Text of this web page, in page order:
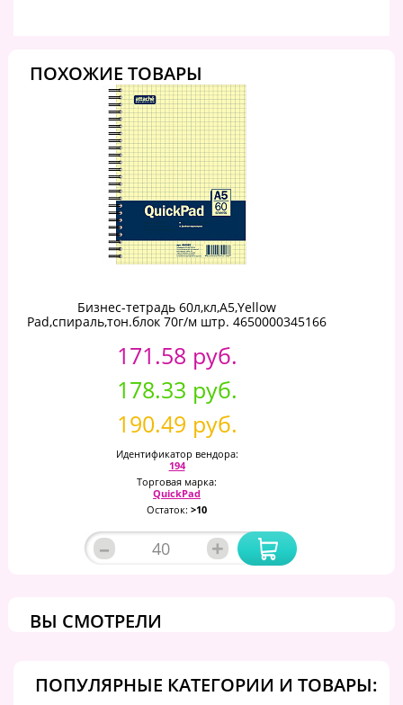
ПОХОЖИЕ ТОВАРЫ
Бизнес-тетрадь 60л,кл,А5,Yellow
Pad,спираль,тон.блок 70г/м штр. 4650000345166
171.58 руб.
178.33 руб.
190.49 руб.
Идентификатор вендора:
194
Торговая марка:
QuickPad
Остаток: >10
– +
ВЫ СМОТРЕЛИ
ПОПУЛЯРНЫЕ КАТЕГОРИИ И ТОВАРЫ: